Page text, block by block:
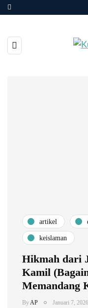
artikel
keislaman
Hikmah dari
Kamil
Memandang
ByAP Januari 7, 2026